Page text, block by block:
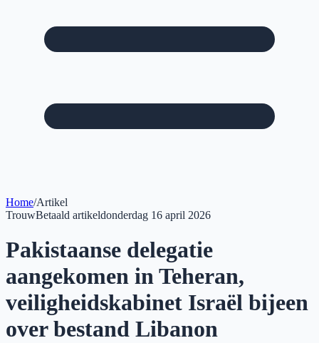
Home/Artikel
TrouwBetaald artikeldonderdag 16 april 2026
Pakistaanse delegatie
aangekomen in Teheran,
veiligheidskabinet Israël bijeen
over bestand Libanon